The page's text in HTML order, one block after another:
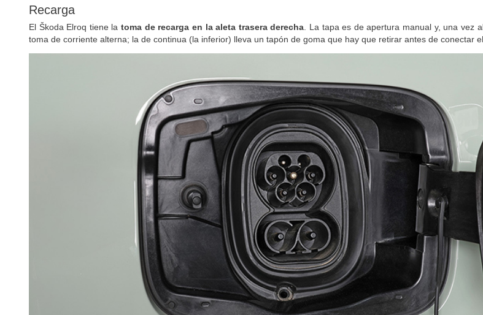
Recarga
El Škoda Elroq tiene la toma de recarga en la aleta trasera derecha. La tapa es de apertura manual y, una vez
toma de corriente alterna; la de continua (la inferior) lleva un tapón de goma que hay que retirar antes de conectar